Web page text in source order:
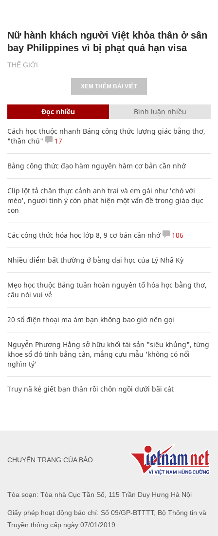
THẾ GIỚI
Nữ hành khách người Việt khỏa thân ở sân
bay Philippines vì bị phạt quá hạn visa
XEM THÊM BÀI VIẾT
Đọc nhiều Bình luận nhiều
Cách học thuộc nhanh Bảng công thức lượng giác bằng thơ,
"thần chú"
17
Bảng công thức đạo hàm nguyên hàm cơ bản cần nhớ
Clip lột tả chân thực cảnh anh trai và em gái như 'chó với
mèo', người tinh ý còn phát hiện một vấn đề trong giáo dục
con
Các công thức hóa học lớp 8, 9 cơ bản cần nhớ 106
Nhiều điểm bất thường ở bằng đại học của Lý Nhã Kỳ
Mẹo học thuộc Bảng tuần hoàn nguyên tố hóa học bằng thơ,
câu nói vui vẻ
20 số điện thoại ma ám bạn không bao giờ nên gọi
Nguyễn Phương Hằng sở hữu khối tài sản "siêu khủng", từng
khoe sổ đỏ tính bằng cân, mắng cựu mẫu 'không có nổi
nghìn tỷ'
Truy nã kẻ giết bạn thân rồi chôn ngồi dưới bãi cát
Tòa soạn: Tòa nhà Cục Tần Số, 115 Trần Duy Hưng Hà Nội
Giấy phép hoạt động báo chí: Số 09/GP-BTTTT, Bộ Thông tin và
Truyền thông cấp ngày 07/01/2019.
CHUYÊN TRANG CỦA BÁO